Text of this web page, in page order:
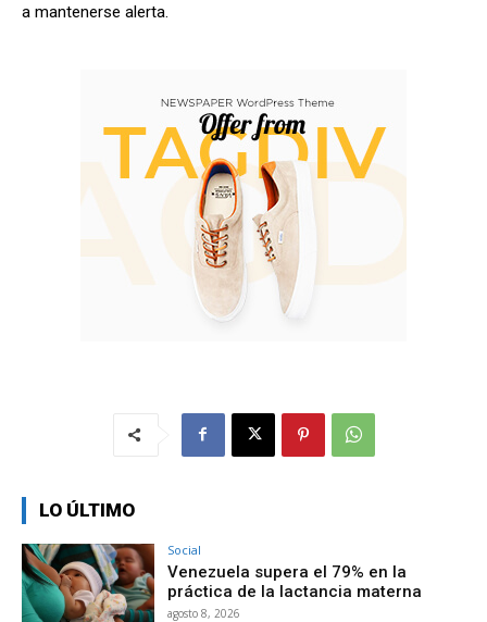
a mantenerse alerta.
LO ÚLTIMO
Social
Venezuela supera el 79% en la
práctica de la lactancia materna
agosto 8, 2026